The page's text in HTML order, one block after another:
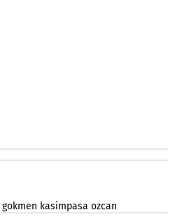
gokmen kasimpasa ozcan